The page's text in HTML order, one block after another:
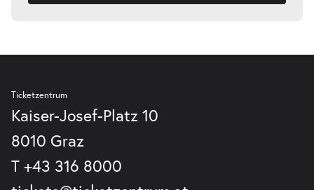
-
20:00–21:00 Uhr
Fremde Heimat
Fr. 02.04.2027
Ticketzentrum
Kaiser-Josef-Platz 10
8010 Graz
T +43 316 8000